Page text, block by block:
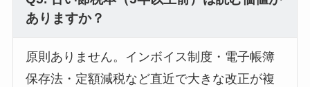
ありますか？
原則ありません。インボイス制度・電子帳簿
保存法・定額減税など直近で大きな改正が複